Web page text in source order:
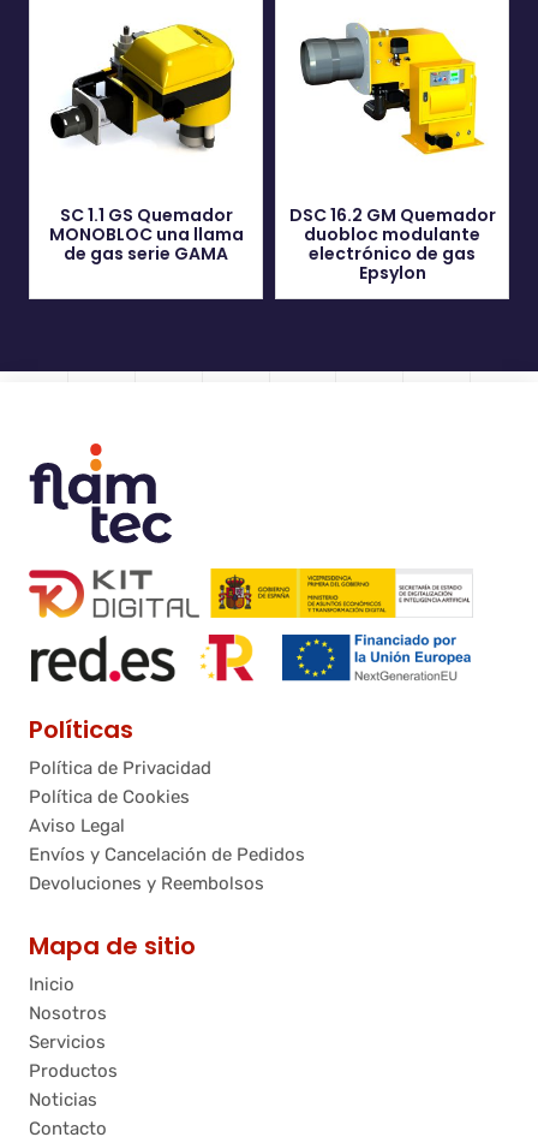
SC 1.1 GS Quemador
MONOBLOC una llama
de gas serie GAMA
DSC 16.2 GM Quemador
duobloc modulante
electrónico de gas
Epsylon
Políticas
Política de Privacidad
Política de Cookies
Aviso Legal
Envíos y Cancelación de Pedidos
Devoluciones y Reembolsos
Mapa de sitio
Inicio
Nosotros
Servicios
Productos
Noticias
Contacto